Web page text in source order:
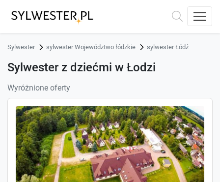
Sylwester sylwester Województwo łódzkie sylwester Łódź
Sylwester z dziećmi w Łodzi
Wyróżnione oferty